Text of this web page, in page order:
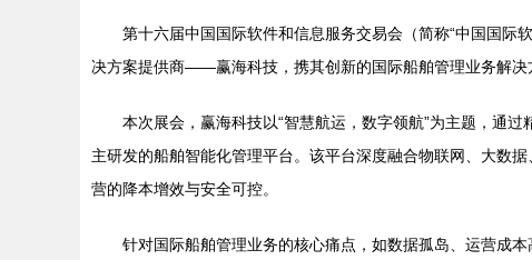
第十六届中国国际软件和信息服务交易会（简称“中国国际
决方案提供商——赢海科技，携其创新的国际船舶管理业务解决
本次展会，赢海科技以“智慧航运，数字领航”为主题，通
主研发的船舶智能化管理平台。该平台深度融合物联网、大数
营的降本增效与安全可控。
针对国际船舶管理业务的核心痛点，如数据孤岛、运营成